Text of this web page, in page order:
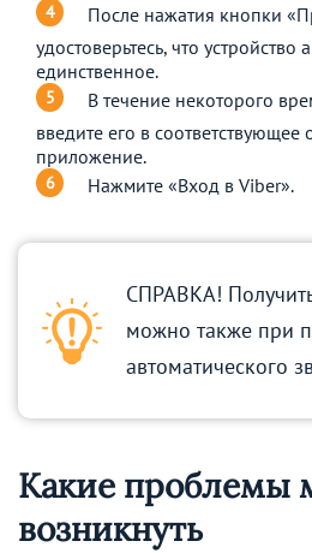
После нажатия кнопки
удостоверьтесь, что устройство
единственное.
В течение некоторого
введите его в соответствующее
приложение.
Нажмите «Вход в Viber».
СПРАВКА!
можно также при
автоматического
Какие проблемы
возникнуть